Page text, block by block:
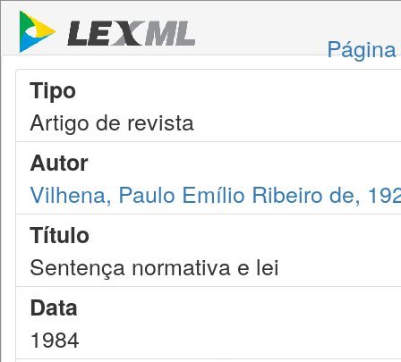
Tipo
Artigo de revista
Autor
Vilhena, Paulo Emílio Ribeiro de,
Título
Sentença normativa e lei
Data
1984